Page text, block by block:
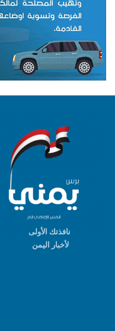
نافذتك الأولى
لأخبار اليمن